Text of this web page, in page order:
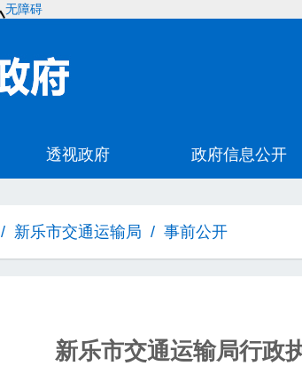
无障碍
/ 新乐市交通运输局 / 事前公开
新乐市交通运输局行政